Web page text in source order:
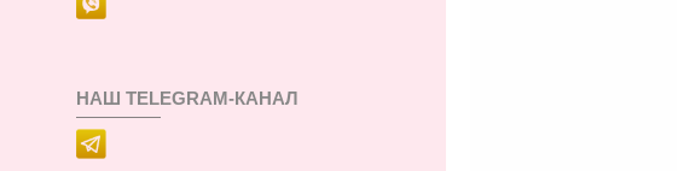
НАШ TELEGRAM-КАНАЛ